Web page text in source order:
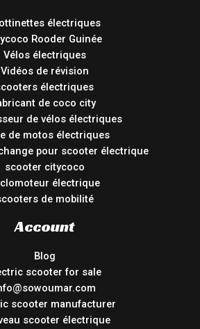
électriques
Rooder Guinée
Vélos électriques
Vidéos de révision
électriques
de coco city
de vélos électriques
de motos électriques
pour scooter électrique
scooter citycoco
électrique
de mobilité
Account
Blog
scooter for sale
scooter manufacturer
scooter électrique